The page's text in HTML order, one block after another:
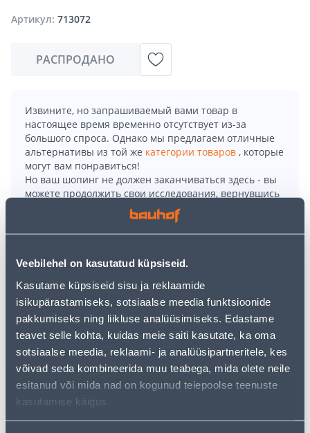
Veebilehel on kasutatud küpsiseid.
Kasutame küpsiseid sisu ja reklaamide
isikupärastamiseks, sotsiaalse meedia funktsioonide
pakkumiseks ning liikluse analüüsimiseks. Edastame
teavet selle kohta, kuidas meie saiti kasutate, ka oma
sotsiaalse meedia, reklaami- ja analüüsipartneritele, kes
võivad seda kombineerida muu teabega, mida olete neile
esitanud või mida nad on kogunud teiepoolse teenuste
kasutamise käigus.
Артикул: 713072
РАСПРОДАНО
Извините, но запрашиваемый вами товар в
настоящее время временно отсутствует из-за
большого спроса. Однако мы предлагаем отличные
альтернативы из той же категории товаров , которые
могут вам понравиться!
Но ваш шопинг не должен заканчиваться здесь - вы
можете продолжить свои исследования, вернувшись
или используя нашу мощную
функцию поиска, чтобы найти еще более приятные
варианты. Удачных покупок!
• Bimetall-augusaag tsentripuuriga 68 mm
• Puidu, vineeri, saepuru- ja laastplaadi, pleki, plastiku
ja kipsi puurimiseks.
• Lõikamissügavus on 40 mm, juhtpuur 6 mm,
kuuskantsabaga.
• 14-päevane tagastusõigus.
Доставка невозможна